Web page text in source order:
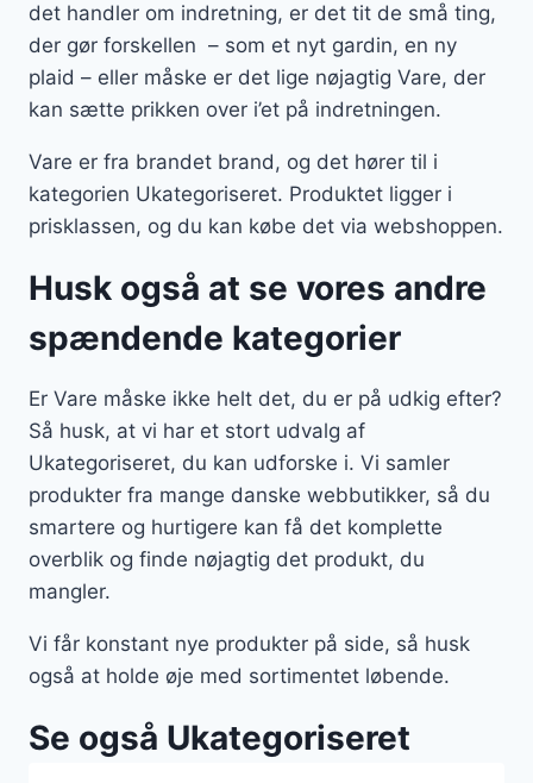
det handler om indretning, er det tit de små ting,
der gør forskellen – som et nyt gardin, en ny
plaid – eller måske er det lige nøjagtig Vare, der
kan sætte prikken over i’et på indretningen.
Vare er fra brandet brand, og det hører til i
kategorien Ukategoriseret. Produktet ligger i
prisklassen, og du kan købe det via webshoppen.
Husk også at se vores andre
spændende kategorier
Er Vare måske ikke helt det, du er på udkig efter?
Så husk, at vi har et stort udvalg af
Ukategoriseret, du kan udforske i. Vi samler
produkter fra mange danske webbutikker, så du
smartere og hurtigere kan få det komplette
overblik og finde nøjagtig det produkt, du
mangler.
Vi får konstant nye produkter på side, så husk
også at holde øje med sortimentet løbende.
Se også Ukategoriseret